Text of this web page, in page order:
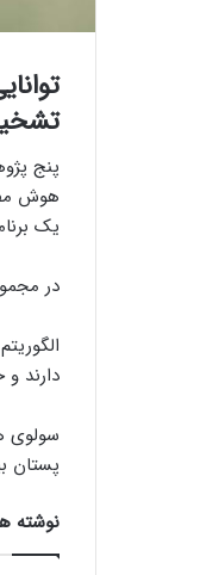
پنج
یک
در مجموع، ۱۶۰۷ نفر از این زنان به سرطان
دارند و حتی ۴ تا ۶ سال قبل از تشخیص این بیماری مشخص
سولوی
پستان
نوشته